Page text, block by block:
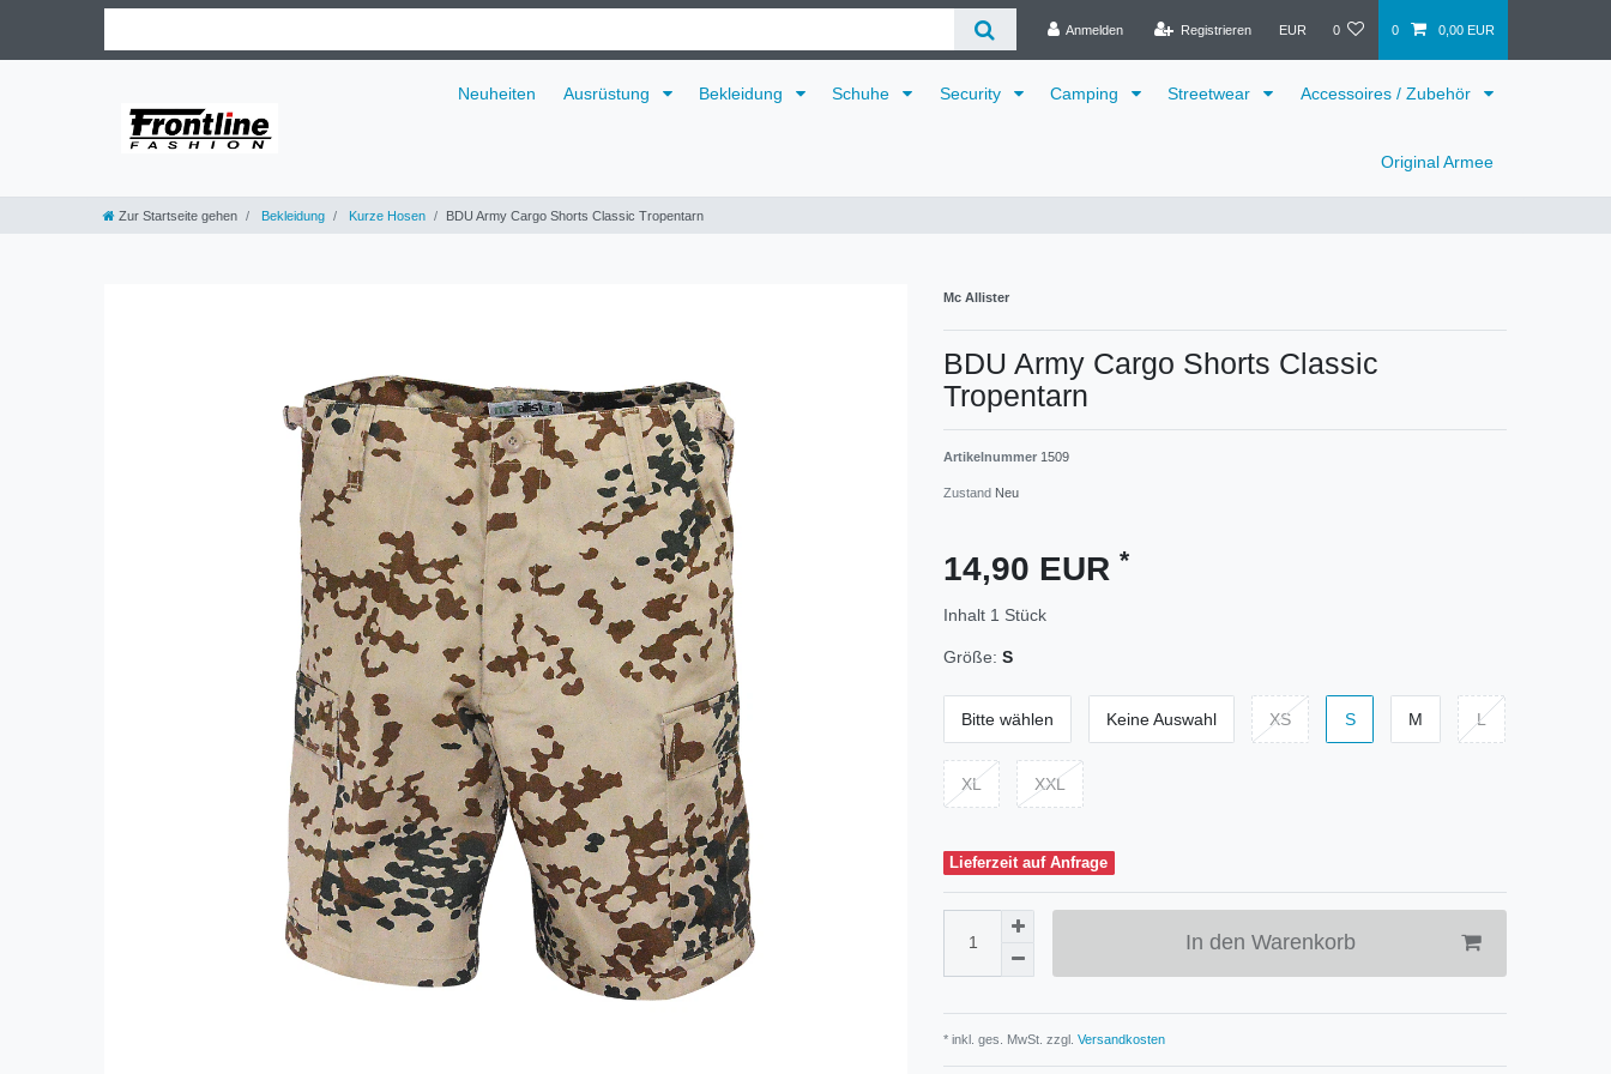
Anmelden Registrieren EUR 0 0 0,00 EUR
Neuheiten Ausrüstung Bekleidung Schuhe Security Camping Streetwear Accessoires / Zubehör
Original Armee
Zur Startseite gehen Bekleidung Kurze Hosen BDU Army Cargo Shorts Classic Tropentarn
Mc Allister
BDU Army Cargo Shorts Classic
Tropentarn
Artikelnummer 1509
Zustand Neu
14,90 EUR *
Inhalt 1 Stück
Größe: S
Bitte wählen Keine Auswahl XS S M L
XL XXL
Lieferzeit auf Anfrage
In den Warenkorb
* inkl. ges. MwSt. zzgl. Versandkosten